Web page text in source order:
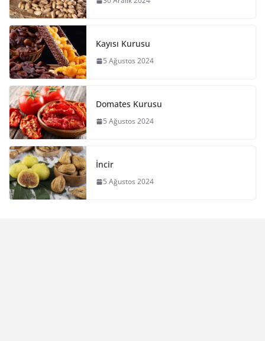
Kayısı Kurusu
5 Ağustos 2024
Domates Kurusu
5 Ağustos 2024
İncir
5 Ağustos 2024